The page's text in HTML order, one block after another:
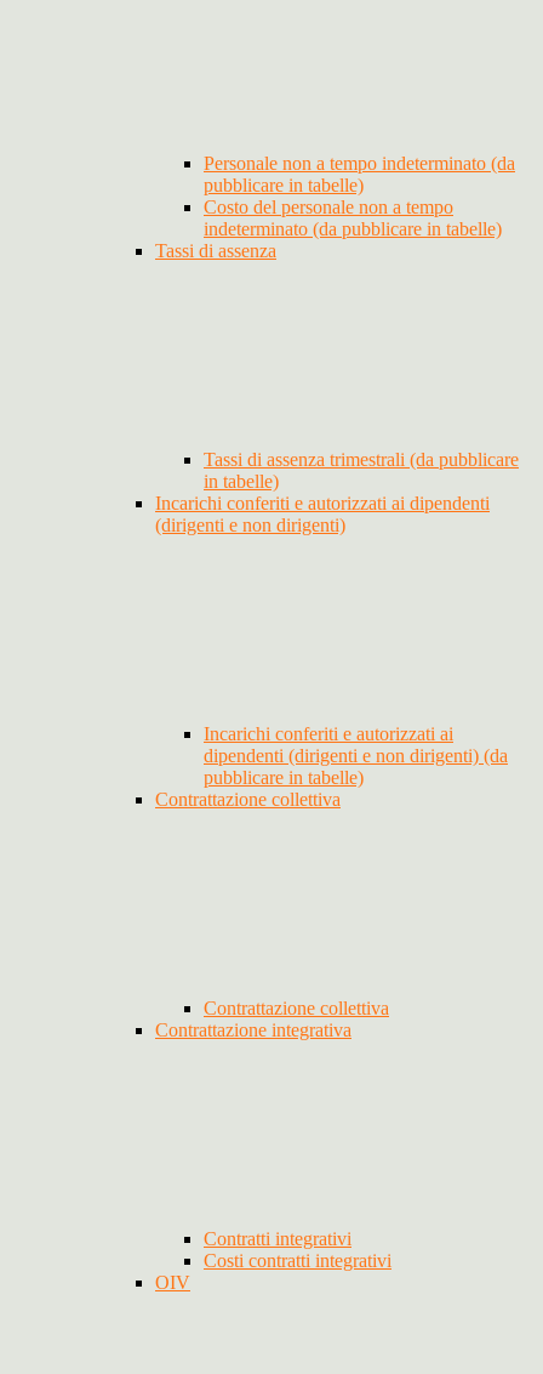
Personale non a tempo indeterminato (da
pubblicare in tabelle)
Costo del personale non a tempo
indeterminato (da pubblicare in tabelle)
Tassi di assenza
Tassi di assenza trimestrali (da pubblicare
in tabelle)
Incarichi conferiti e autorizzati ai dipendenti
(dirigenti e non dirigenti)
Incarichi conferiti e autorizzati ai
dipendenti (dirigenti e non dirigenti) (da
pubblicare in tabelle)
Contrattazione collettiva
Contrattazione collettiva
Contrattazione integrativa
Contratti integrativi
Costi contratti integrativi
OIV